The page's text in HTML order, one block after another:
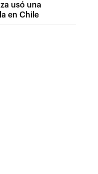
usó una
en Chile